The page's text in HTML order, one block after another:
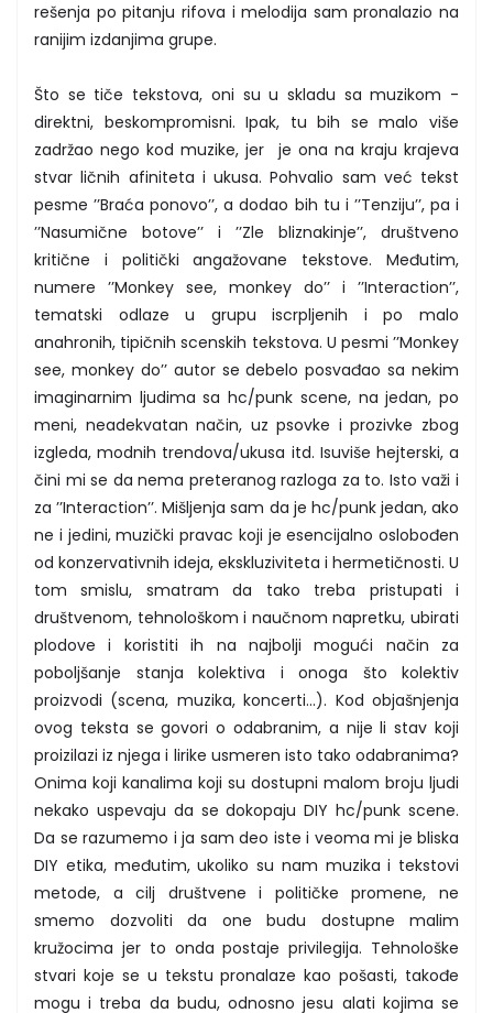
rešenja po pitanju rifova i melodija sam pronalazio na
ranijim izdanjima grupe.
Što se tiče tekstova, oni su u skladu sa muzikom -
direktni, beskompromisni. Ipak, tu bih se malo više
zadržao nego kod muzike, jer je ona na kraju krajeva
stvar ličnih afiniteta i ukusa. Pohvalio sam već tekst
pesme ’’Braća ponovo’’, a dodao bih tu i ’’Tenziju’’, pa i
’’Nasumične botove’’ i ’’Zle bliznakinje’’, društveno
kritične i politički angažovane tekstove. Međutim,
numere ’’Monkey see, monkey do’’ i ’’Interaction’’,
tematski odlaze u grupu iscrpljenih i po malo
anahronih, tipičnih scenskih tekstova. U pesmi ’’Monkey
see, monkey do’’ autor se debelo posvađao sa nekim
imaginarnim ljudima sa hc/punk scene, na jedan, po
meni, neadekvatan način, uz psovke i prozivke zbog
izgleda, modnih trendova/ukusa itd. Isuviše hejterski, a
čini mi se da nema preteranog razloga za to. Isto važi i
za ’’Interaction’’. Mišljenja sam da je hc/punk jedan, ako
ne i jedini, muzički pravac koji je esencijalno oslobođen
od konzervativnih ideja, ekskluziviteta i hermetičnosti. U
tom smislu, smatram da tako treba pristupati i
društvenom, tehnološkom i naučnom napretku, ubirati
plodove i koristiti ih na najbolji mogući način za
poboljšanje stanja kolektiva i onoga što kolektiv
proizvodi (scena, muzika, koncerti...). Kod objašnjenja
ovog teksta se govori o odabranim, a nije li stav koji
proizilazi iz njega i lirike usmeren isto tako odabranima?
Onima koji kanalima koji su dostupni malom broju ljudi
nekako uspevaju da se dokopaju DIY hc/punk scene.
Da se razumemo i ja sam deo iste i veoma mi je bliska
DIY etika, međutim, ukoliko su nam muzika i tekstovi
metode, a cilj društvene i političke promene, ne
smemo dozvoliti da one budu dostupne malim
kružocima jer to onda postaje privilegija. Tehnološke
stvari koje se u tekstu pronalaze kao pošasti, takođe
mogu i treba da budu, odnosno jesu alati kojima se